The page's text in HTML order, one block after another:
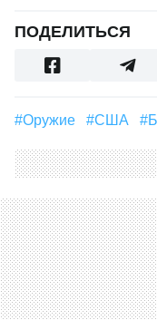
ПОДЕЛИТЬСЯ
#Оружие #США